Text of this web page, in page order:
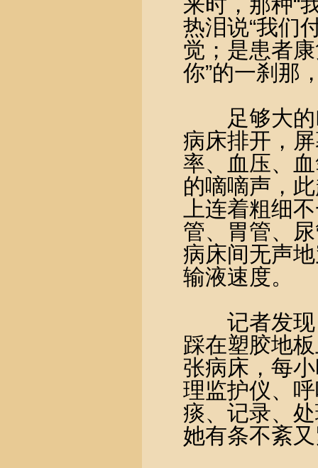
热泪说“我们
觉；是患者
你”的一刹那
足够大的
病床排开，
率、血压、
的嘀嘀声，
上连着粗细
管、胃管、
病床间无声
输液速度。
记者发现
踩在塑胶地
张病床，每
理监护仪、
痰、记录、
她有条不紊